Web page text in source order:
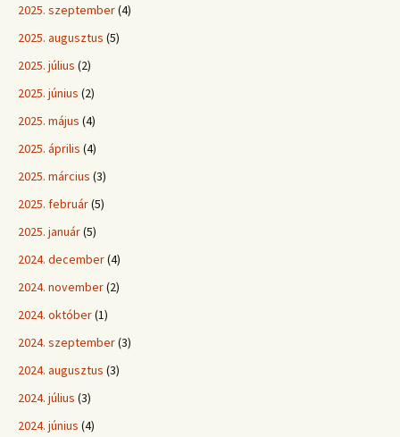
2025. szeptember(4)
2025. augusztus (5)
2025. július (2)
2025. június (2)
2025. május (4)
2025. április (4)
2025. március (3)
2025. február(5)
2025. január(5)
2024. december(4)
2024. november(2)
2024. október(1)
2024. szeptember(3)
2024. augusztus (3)
2024. július (3)
2024. június (4)